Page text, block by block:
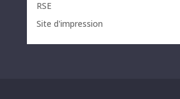
RSE
Site d'impression